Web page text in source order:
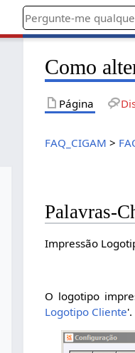
Como
Página
FAQ_CIGAM >
Palavras-
Impressão
O logotipo
Logotipo Cliente